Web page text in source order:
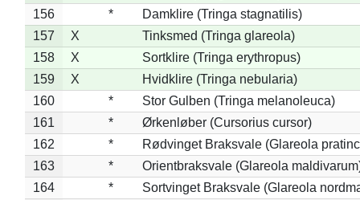
156
*
Damklire (Tringa stagnatilis)
157
X
Tinksmed (Tringa glareola)
158
X
Sortklire (Tringa erythropus)
159
X
Hvidklire (Tringa nebularia)
160
*
Stor Gulben (Tringa melanoleuca)
161
*
Ørkenløber (Cursorius cursor)
162
*
Rødvinget Braksvale (Glareola
163
*
Orientbraksvale (Glareola
164
*
Sortvinget Braksvale (Glareola